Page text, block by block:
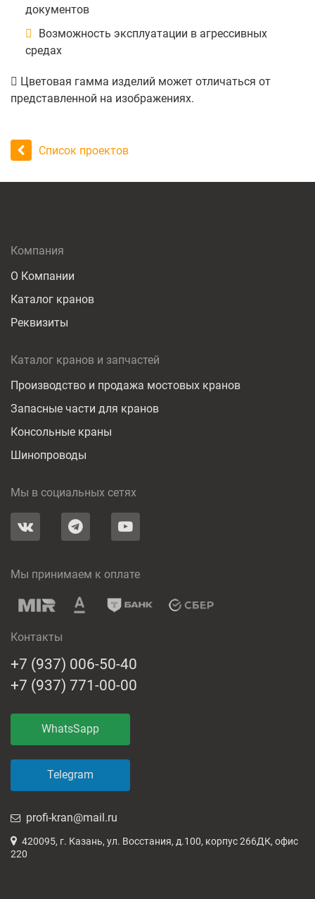
документов
Возможность эксплуатации в агрессивных
средах
Цветовая гамма изделий может отличаться от
представленной на изображениях.
Список проектов
Компания
О Компании
Каталог кранов
Реквизиты
Каталог кранов и запчастей
Производство и продажа мостовых кранов
Запасные части для кранов
Консольные краны
Шинопроводы
Мы в социальных сетях
Мы принимаем к оплате
Контакты
+7 (937) 006-50-40
+7 (937) 771-00-00
WhatsSapp
Telegram
profi-kran@mail.ru
420095, г. Казань, ул. Восстания, д.100, корпус 266ДК, офис
220